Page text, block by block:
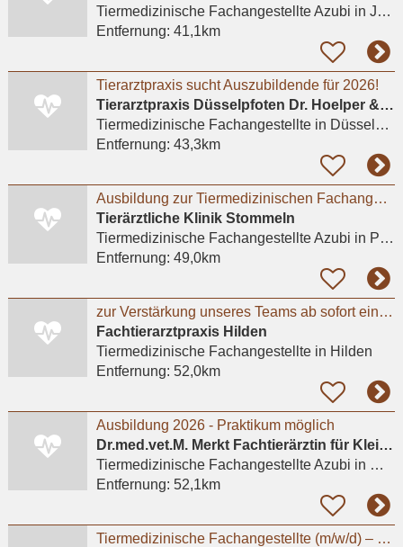
Tiermedizinische Fachangestellte Azubi in Jülich
Entfernung: 41,1km
Tierarztpraxis sucht Auszubildende für 2026!
Tierarztpraxis Düsselpfoten Dr. Hoelper & Dr. Wuchert GbR
Tiermedizinische Fachangestelltein Düsseldorf
Entfernung: 43,3km
Ausbildung zur Tiermedizinischen Fachangestellten (m/w/d) ab August 2026
Tierärztliche Klinik Stommeln
Tiermedizinische Fachangestellte Azubi in Pulheim, Stommeln
Entfernung: 49,0km
zur Verstärkung unseres Teams ab sofort eine engagierte und herzliche TFA in Vollzeit.
Fachtierarztpraxis Hilden
Tiermedizinische Fachangestelltein Hilden
Entfernung: 52,0km
Ausbildung 2026 - Praktikum möglich
Dr.med.vet.M. Merkt Fachtierärztin für Kleintiere
Tiermedizinische Fachangestellte Azubi in Mülheim an der Ruhr
Entfernung: 52,1km
Tiermedizinische Fachangestellte (m/w/d) – Kundenberatung & Backoffice